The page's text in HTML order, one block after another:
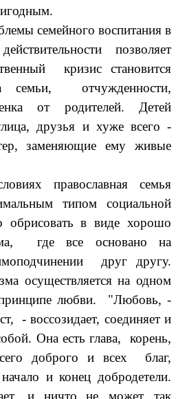
семейного воспитания в
позволяет
кризис становится
семьи, отчужденности,
от родителей. Детей
друзья и хуже всего -
заменяющие ему живые
православная семья
типом социальной
обрисовать в виде хорошо
где все основано на
друг другу.
осуществляется на одном
любви. "Любовь, -
- воссозидает, соединяет и
Она есть глава, корень,
доброго и всех благ,
и конец добродетели.
и ничто
не может так